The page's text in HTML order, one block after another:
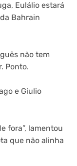
Eulálio estará
Bahrain
não tem
Ponto.
e Giulio
fora”, lamentou
que não alinha